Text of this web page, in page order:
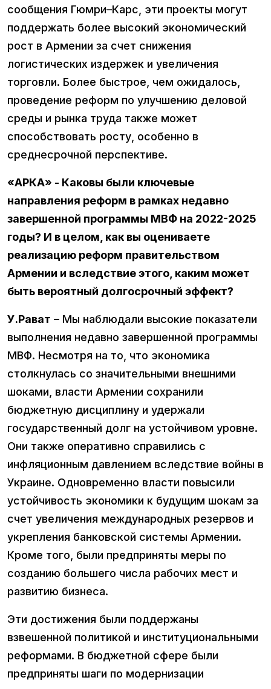
сообщения Гюмри–Карс, эти проекты могут
поддержать более высокий экономический
рост в Армении за счет снижения
логистических издержек и увеличения
торговли. Более быстрое, чем ожидалось,
проведение реформ по улучшению деловой
среды и рынка труда также может
способствовать росту, особенно в
среднесрочной перспективе.
«АРКА» - Каковы были ключевые
направления реформ в рамках недавно
завершенной программы МВФ на 2022-2025
годы? И в целом, как вы оцениваете
реализацию реформ правительством
Армении и вследствие этого, каким может
быть вероятный долгосрочный эффект?
У.Рават – Мы наблюдали высокие показатели
выполнения недавно завершенной программы
МВФ. Несмотря на то, что экономика
столкнулась со значительными внешними
шоками, власти Армении сохранили
бюджетную дисциплину и удержали
государственный долг на устойчивом уровне.
Они также оперативно справились с
инфляционным давлением вследствие войны в
Украине. Одновременно власти повысили
устойчивость экономики к будущим шокам за
счет увеличения международных резервов и
укрепления банковской системы Армении.
Кроме того, были предприняты меры по
созданию большего числа рабочих мест и
развитию бизнеса.
Эти достижения были поддержаны
взвешенной политикой и институциональными
реформами. В бюджетной сфере были
предприняты шаги по модернизации